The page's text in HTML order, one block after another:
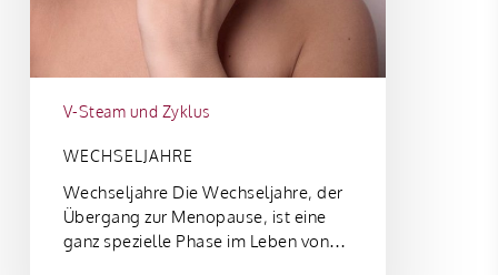
V-Steam und Zyklus
WECHSELJAHRE
Wechseljahre Die Wechseljahre, der
Übergang zur Menopause, ist eine
ganz spezielle Phase im Leben von…